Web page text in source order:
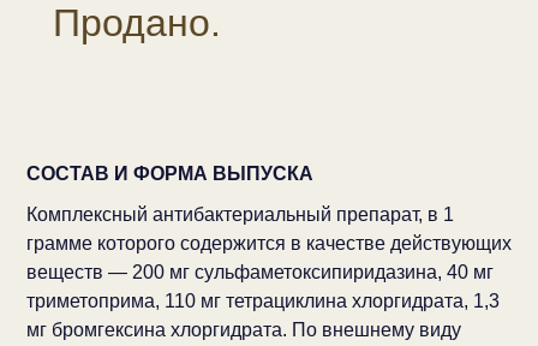
Продано.
СОСТАВ И ФОРМА ВЫПУСКА
Комплексный антибактериальный препарат, в 1
грамме которого содержится в качестве действующих
веществ — 200 мг сульфаметоксипиридазина, 40 мг
триметоприма, 110 мг тетрациклина хлоргидрата, 1,3
мг бромгексина хлоргидрата. По внешнему виду